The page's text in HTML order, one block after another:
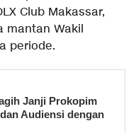
Club Makassar,
mantan Wakil
periode.
Janji Prokopim
Audiensi dengan